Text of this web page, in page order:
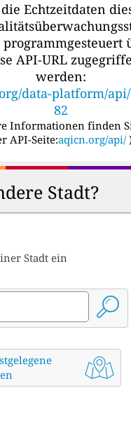
Echtzeitdaten
API-URL
werden:
data-platform/
82
Informationen finden
API-Seite:aqicn.org/api/
Stadt?
Stadt ein